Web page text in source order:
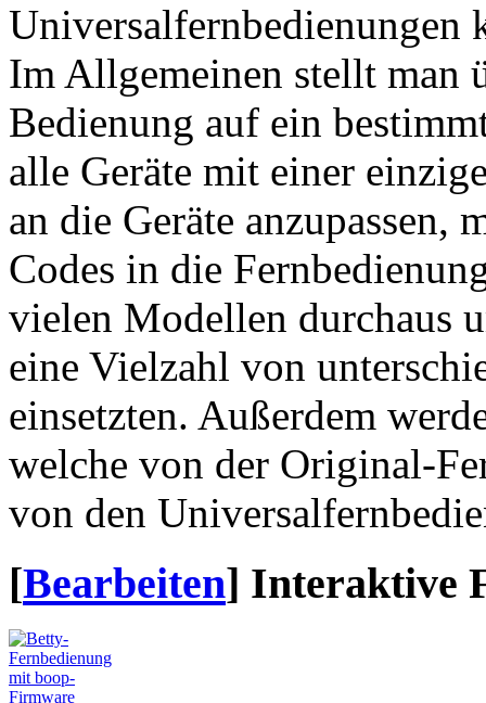
Universalfernbedienungen
Im Allgemeinen stellt man
Bedienung auf ein
alle Geräte mit einer
an die Geräte anzupassen,
Codes in die
vielen Modellen durchaus
eine Vielzahl von
einsetzten. Außerdem
welche von der Original-
von den
[Bearbeiten] Interaktive